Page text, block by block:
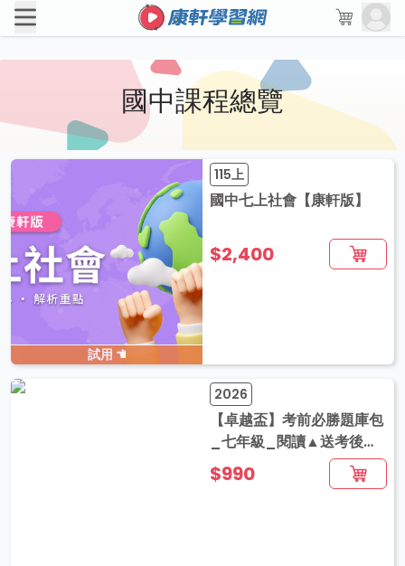
國中課程總覽
試用
115上
國中七上社會【康軒版】
$2,400
2026
【卓越盃】考前必勝題庫包
_七年級_閱讀▲送考後影
音解題
$990